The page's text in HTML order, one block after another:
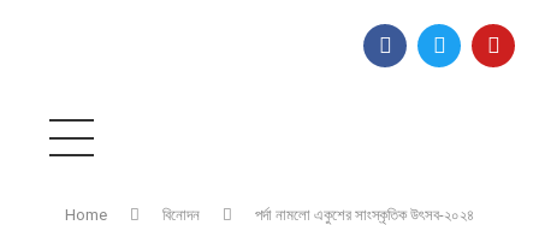
Home বিনোদন পর্দা নামলো একুশের সাংস্কৃতিক উৎসব-২০২৪